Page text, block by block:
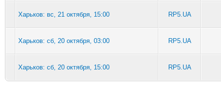
Харьков: вс, 21 октября, 15:00 RP5.UA
Харьков: сб, 20 октября, 03:00 RP5.UA
Харьков: сб, 20 октября, 15:00 RP5.UA